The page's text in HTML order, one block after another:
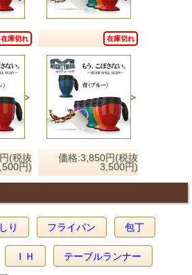
在庫切れ 在庫切れ
(税抜
円)
価格:3,850円(税抜
3,500円)
り フライパン 包丁
ＩＨ テーブルランナー